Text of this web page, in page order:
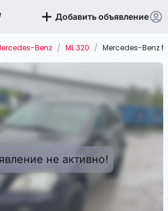
Добавить объявление
Benz / ML 320 / Mercedes-Benz
не активно!